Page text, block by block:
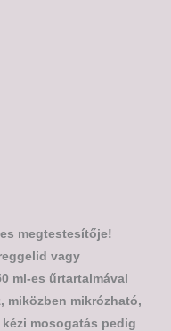
megtestesítője!
vagy
ml-es űrtartalmával
miközben mikrózható,
mosogatás pedig